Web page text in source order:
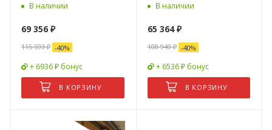
В наличии
69 356 ₽
115 593₽ -40%
+ 6936 ₽ бонус
В КОРЗИНУ
В наличии
65 364₽
108 940₽ -40%
+ 6536 ₽ бонус
В КОРЗИНУ